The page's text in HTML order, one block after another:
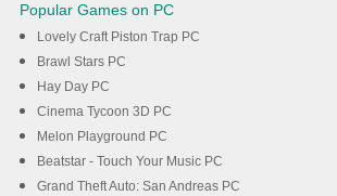
Popular Games on PC
Lovely Craft Piston Trap PC
Brawl Stars PC
Hay Day PC
Cinema Tycoon 3D PC
Melon Playground PC
Beatstar - Touch Your Music PC
Grand Theft Auto: San Andreas PC